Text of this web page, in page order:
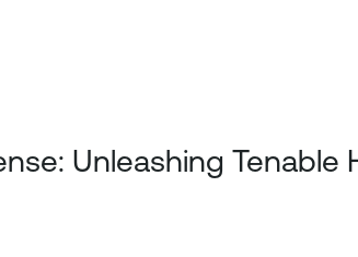
Unleashing Tenable